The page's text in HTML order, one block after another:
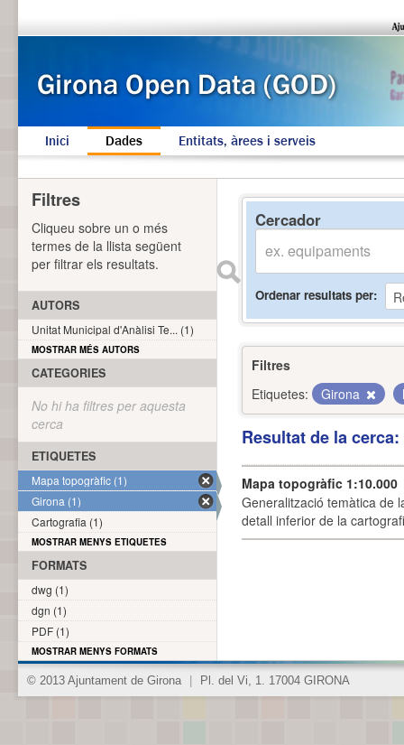
Inici Dades Entitats, àrees i serveis
Cercador
Ordenar resultats per
Filtres
Etiquetes:
Girona
Resultat de la
Mapa topogràfic 1:10.000
Generalització temàtica de
detall inferior de la
Filtres
Cliqueu sobre un o més
termes de la llista següent
per filtrar els resultats.
AUTORS
Unitat Municipal d'Anàlisi Te... (1)
MOSTRAR MÉS AUTORS
CATEGORIES
No hi ha filtres per aquesta
cerca
ETIQUETES
Mapa topogràfic (1)
Girona (1)
Cartografia (1)
MOSTRAR MENYS ETIQUETES
FORMATS
dwg (1)
dgn (1)
PDF (1)
MOSTRAR MENYS FORMATS
© 2013 Ajuntament de Girona Pl. del Vi, 1. 17004 GIRONA